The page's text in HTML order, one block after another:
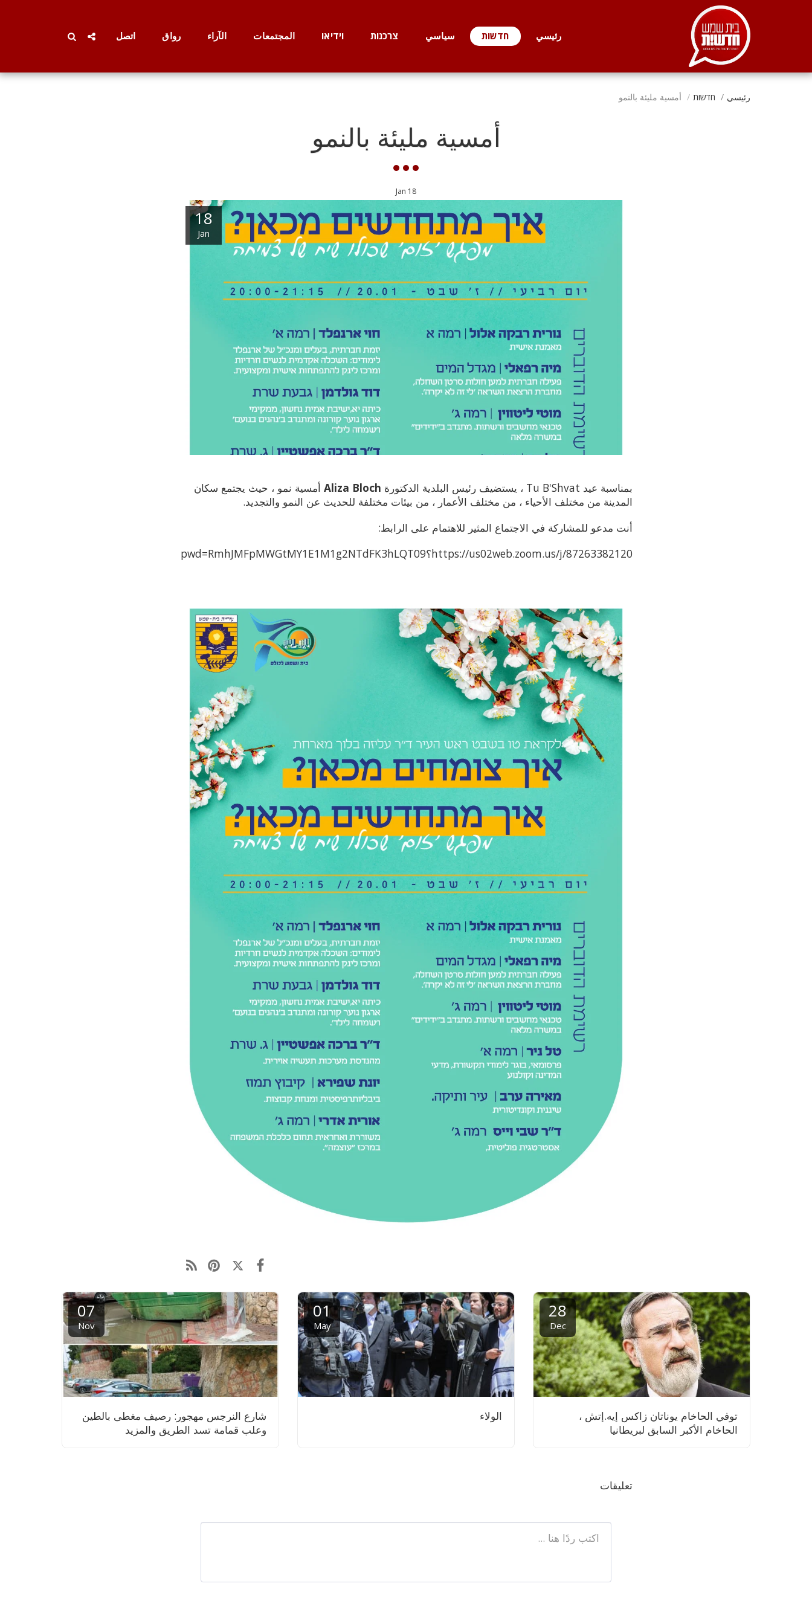
رئيسي חדשות سياسي צרכנות וידיאו المجتمعات الآراء رواق اتصل
رئيسي חדשות أمسية مليئة بالنمو
أمسية مليئة بالنمو
18
Jan
18
Jan
بمناسبة عيد Tu B'Shvat ، يستضيف رئيس البلدية الدكتورة Aliza Bloch أمسية نمو ، حيث يجتمع سكان
المدينة من مختلف الأحياء ، من مختلف الأعمار ، من بيئات مختلفة للحديث عن النمو والتجديد.
أنت مدعو للمشاركة في الاجتماع المثير للاهتمام على الرابط:
https://us02web.zoom.us/j/87263382120؟pwd=RmhJMFpMWGtMY1E1M1g2NTdFK3hLQT09
28
Dec
توفي الحاخام يوناتان زاكس إيه.إتش ،
الحاخام الأكبر السابق لبريطانيا
01
May
الولاء
07
Nov
شارع النرجس مهجور: رصيف مغطى بالطين
وعلب قمامة تسد الطريق والمزيد
تعليقات